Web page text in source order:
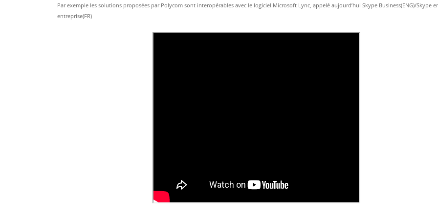
Par exemple les solutions proposées par Polycom sont interopérables avec le logiciel Microsoft Lync, appelé aujourd’hui Skype Business(ENG)/Skype
entreprise(FR)